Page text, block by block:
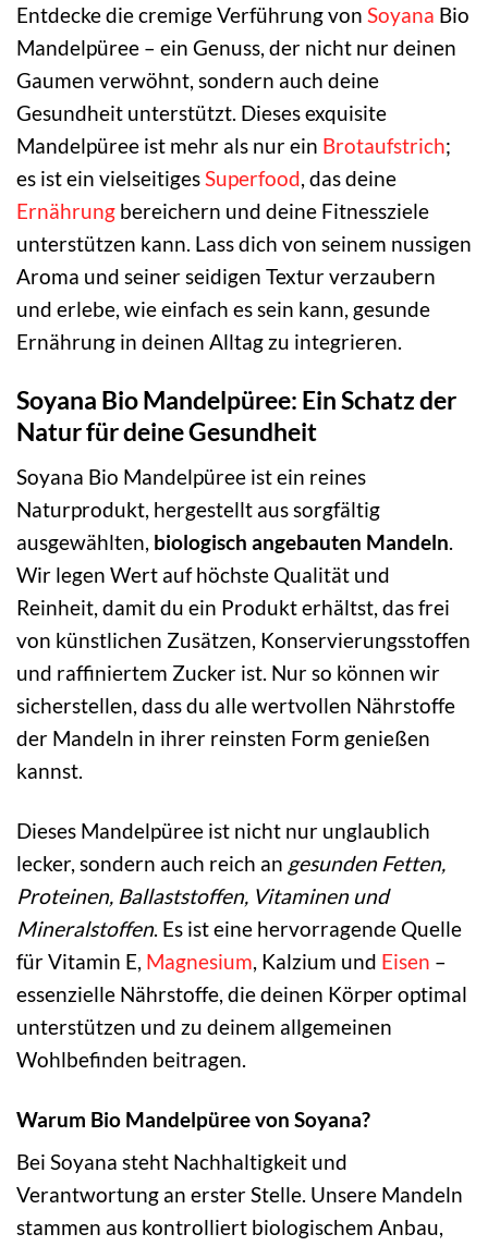
Entdecke die cremige Verführung von Soyana Bio
Mandelpüree – ein Genuss, der nicht nur deinen
Gaumen verwöhnt, sondern auch deine
Gesundheit unterstützt. Dieses exquisite
Mandelpüree ist mehr als nur ein Brotaufstrich;
es ist ein vielseitiges Superfood , das deine
Ernährung bereichern und deine Fitnessziele
unterstützen kann. Lass dich von seinem nussigen
Aroma und seiner seidigen Textur verzaubern
und erlebe, wie einfach es sein kann, gesunde
Ernährung in deinen Alltag zu integrieren.
Soyana Bio Mandelpüree: Ein Schatz der
Natur für deine Gesundheit
Soyana Bio Mandelpüree ist ein reines
Naturprodukt, hergestellt aus sorgfältig
ausgewählten, biologisch angebauten Mandeln.
Wir legen Wert auf höchste Qualität und
Reinheit, damit du ein Produkt erhältst, das frei
von künstlichen Zusätzen, Konservierungsstoffen
und raffiniertem Zucker ist. Nur so können wir
sicherstellen, dass du alle wertvollen Nährstoffe
der Mandeln in ihrer reinsten Form genießen
kannst.
Dieses Mandelpüree ist nicht nur unglaublich
lecker, sondern auch reich an gesunden Fetten,
Proteinen, Ballaststoffen, Vitaminen und
Mineralstoffen. Es ist eine hervorragende Quelle
für Vitamin E, Magnesium, Kalzium und Eisen –
essenzielle Nährstoffe, die deinen Körper optimal
unterstützen und zu deinem allgemeinen
Wohlbefinden beitragen.
Warum Bio Mandelpüree von Soyana?
Bei Soyana steht Nachhaltigkeit und
Verantwortung an erster Stelle. Unsere Mandeln
stammen aus kontrolliert biologischem Anbau,